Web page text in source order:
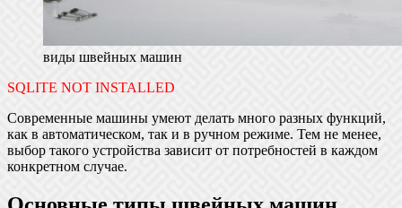
виды швейных машин
SQLITE NOT INSTALLED
Современные машины умеют делать много разных функций,
как в автоматическом, так и в ручном режиме. Тем не менее,
выбор такого устройства зависит от потребностей в каждом
конкретном случае.